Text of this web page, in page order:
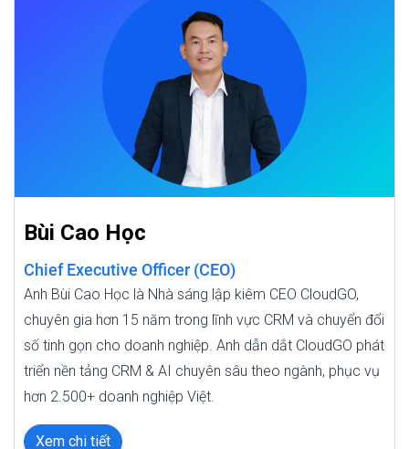
Bùi Cao Học
Chief Executive Officer (CEO)
Anh Bùi Cao Học là Nhà sáng lập kiêm CEO CloudGO,
chuyên gia hơn 15 năm trong lĩnh vực CRM và chuyển đổi
số tinh gọn cho doanh nghiệp. Anh dẫn dắt CloudGO phát
triển nền tảng CRM & AI chuyên sâu theo ngành, phục vụ
hơn 2.500+ doanh nghiệp Việt.
Xem chi tiết